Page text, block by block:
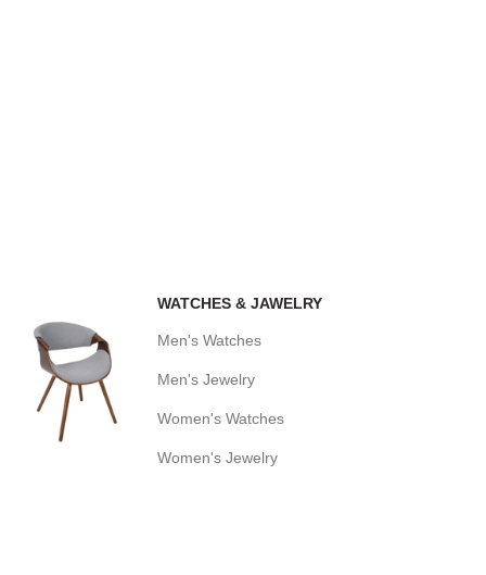
WATCHES & JAWELRY
Men's Watches
Men's Jewelry
Women's Watches
Women's Jewelry